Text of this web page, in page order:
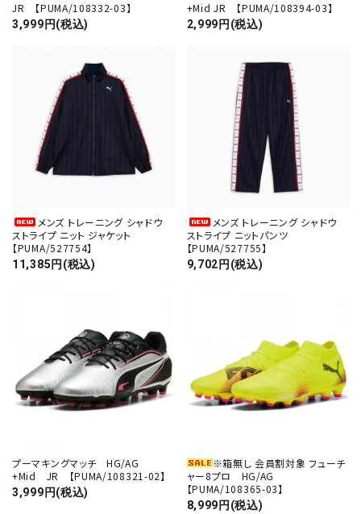
JR 【PUMA/108332-03】
3,999円(税込)
+Mid JR 【PUMA/108394-03】
2,999円(税込)
メンズ トレーニング シャドウ
ストライプ ニット ジャケット
【PUMA/527754】
11,385円(税込)
メンズ トレーニング シャドウ
ストライプ ニットパンツ
【PUMA/527755】
9,702円(税込)
プーマキングマッチ HG/AG
+Mid JR 【PUMA/108321-02】
3,999円(税込)
※箱無し 会員割対象 フューチ
ャー8プロ HG/AG
【PUMA/108365-03】
8,999円(税込)